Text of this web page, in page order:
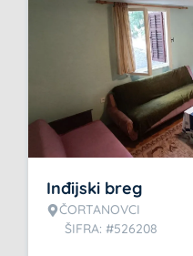
Inđijski breg
ČORTANOVCI
ŠIFRA: #526208